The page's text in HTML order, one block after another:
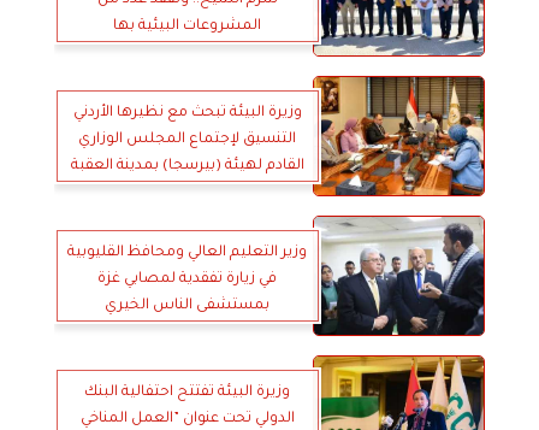
المشروعات البيئية بها
وزيرة البيئة تبحث مع نظيرها الأردني
التنسيق لإجتماع المجلس الوزاري
القادم لهيئة (بيرسجا) بمدينة العقبة
وزير التعليم العالي ومحافظ القليوبية
في زيارة تفقدية لمصابي غزة
بمستشفى الناس الخيري
وزيرة البيئة تفتتح احتفالية البنك
الدولي تحت عنوان ”العمل المناخي